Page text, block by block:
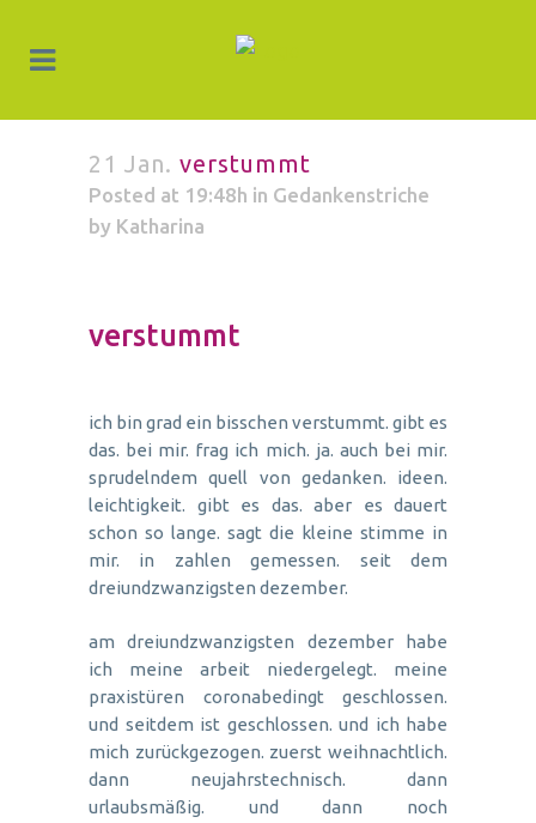
21 Jan. verstummt
Posted at 19:48h in Gedankenstriche
by Katharina
verstummt
ich bin grad ein bisschen verstummt. gibt es
das. bei mir. frag ich mich. ja. auch bei mir.
sprudelndem quell von gedanken. ideen.
leichtigkeit. gibt es das. aber es dauert
schon so lange. sagt die kleine stimme in
mir. in zahlen gemessen. seit dem
dreiundzwanzigsten dezember.
am dreiundzwanzigsten dezember habe
ich meine arbeit niedergelegt. meine
praxistüren coronabedingt geschlossen.
und seitdem ist geschlossen. und ich habe
mich zurückgezogen. zuerst weihnachtlich.
dann neujahrstechnisch. dann
urlaubsmäßig. und dann noch